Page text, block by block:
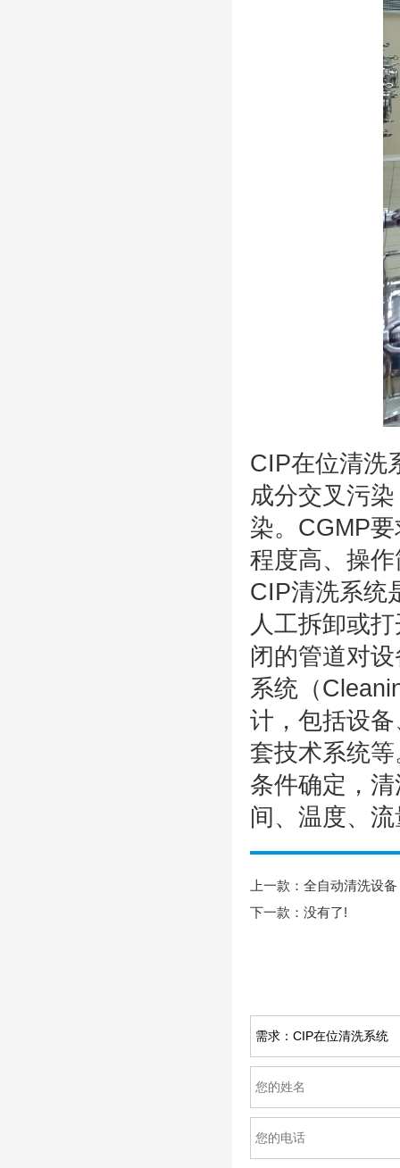
CIP在位清洗
成分交叉污
染。CGMP
程度高、操
CIP清洗系统
人工拆卸或
闭的管道对
系统（
计，包括设
套技术系统
条件确定，
间、温度、
上一款： 全自动清洗设备
下一款：没有了!